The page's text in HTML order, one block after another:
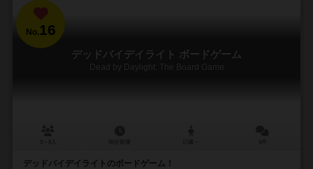
No. 16
デッドバイデイライト ボードゲーム
Dead by Daylight: The Board Game
デッドバイデイライトのボードゲーム！